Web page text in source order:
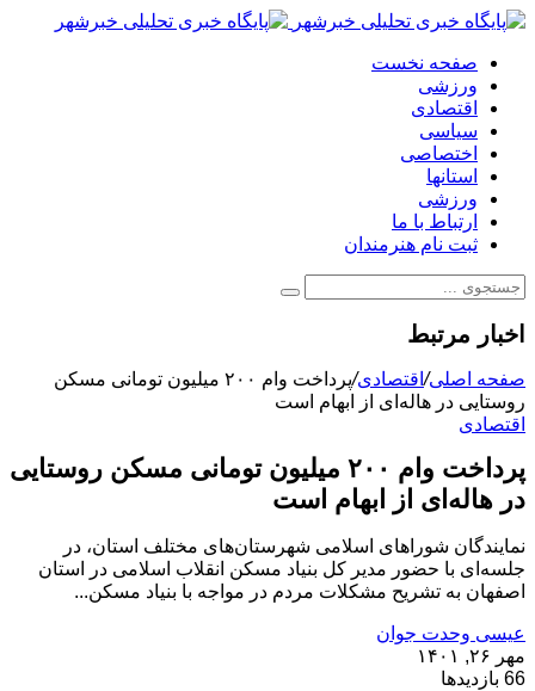
صفحه نخست
ورزشی
اقتصادی
سیاسی
اختصاصی
استانها
ورزشی
ارتباط با ما
ثبت نام هنرمندان
اخبار مرتبط
صفحه اصلی/اقتصادی/
پرداخت وام ۲۰۰ میلیون تومانی مسکن
روستایی در هاله‌ای از ابهام است
اقتصادی
پرداخت وام ۲۰۰ میلیون تومانی مسکن روستایی
در هاله‌ای از ابهام است
نمایندگان شوراهای اسلامی شهرستان‌های مختلف استان، در
جلسه‌ای با حضور مدیر کل بنیاد مسکن انقلاب اسلامی در استان
اصفهان به تشریح مشکلات مردم در مواجه با بنیاد مسکن...
عیسی وحدت جوان
مهر ۲۶, ۱۴۰۱
66 بازدیدها